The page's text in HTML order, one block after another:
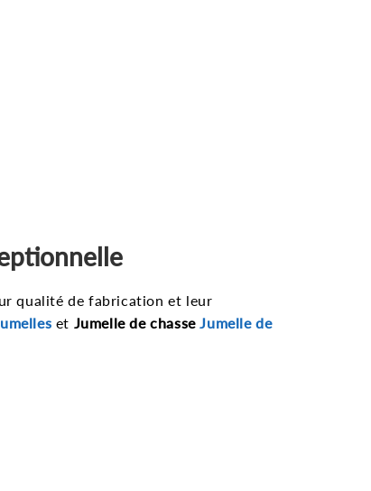
qualité de fabrication et leur
et Jumelle de chasse Jumelle de